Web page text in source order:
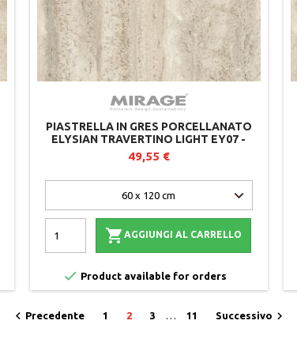
PIASTRELLA IN GRES PORCELLANATO
ELYSIAN TRAVERTINO LIGHT EY07 -
MIRAGE - SPESSORE 20 MM
49,55 €
AGGIUNGI AL CARRELLO
 Product available for orders
 Precedente 1 2 3 11 Successivo 